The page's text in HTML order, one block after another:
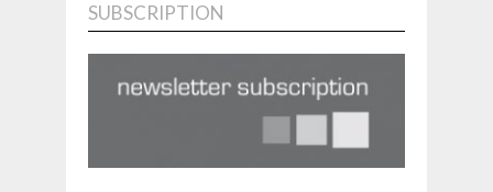
SUBSCRIPTION